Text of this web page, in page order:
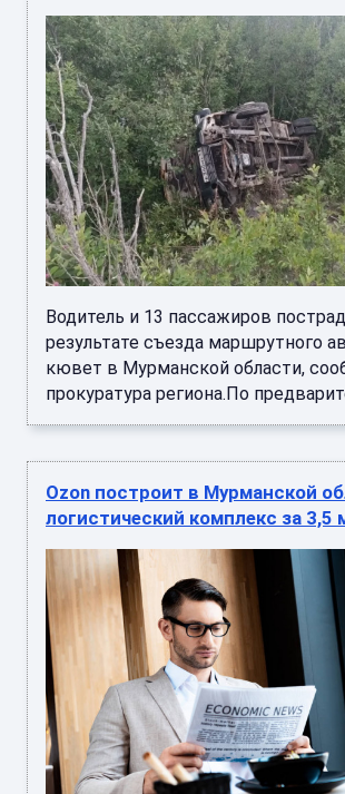
Водитель и 13 пассажиров
результате съезда маршрутного
кювет в Мурманской области,
прокуратура региона.По
Ozon построит в Мурманской
логистический комплекс за 3,5